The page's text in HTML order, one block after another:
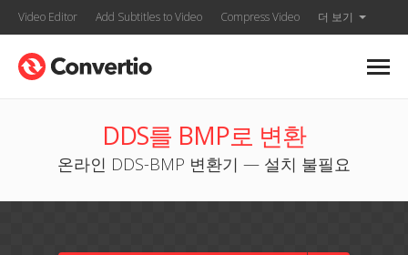
Video Editor Add Subtitles to Video Compress Video 더 보기
DDS를 BMP로 변환
온라인 DDS-BMP 변환기 — 설치 불필요